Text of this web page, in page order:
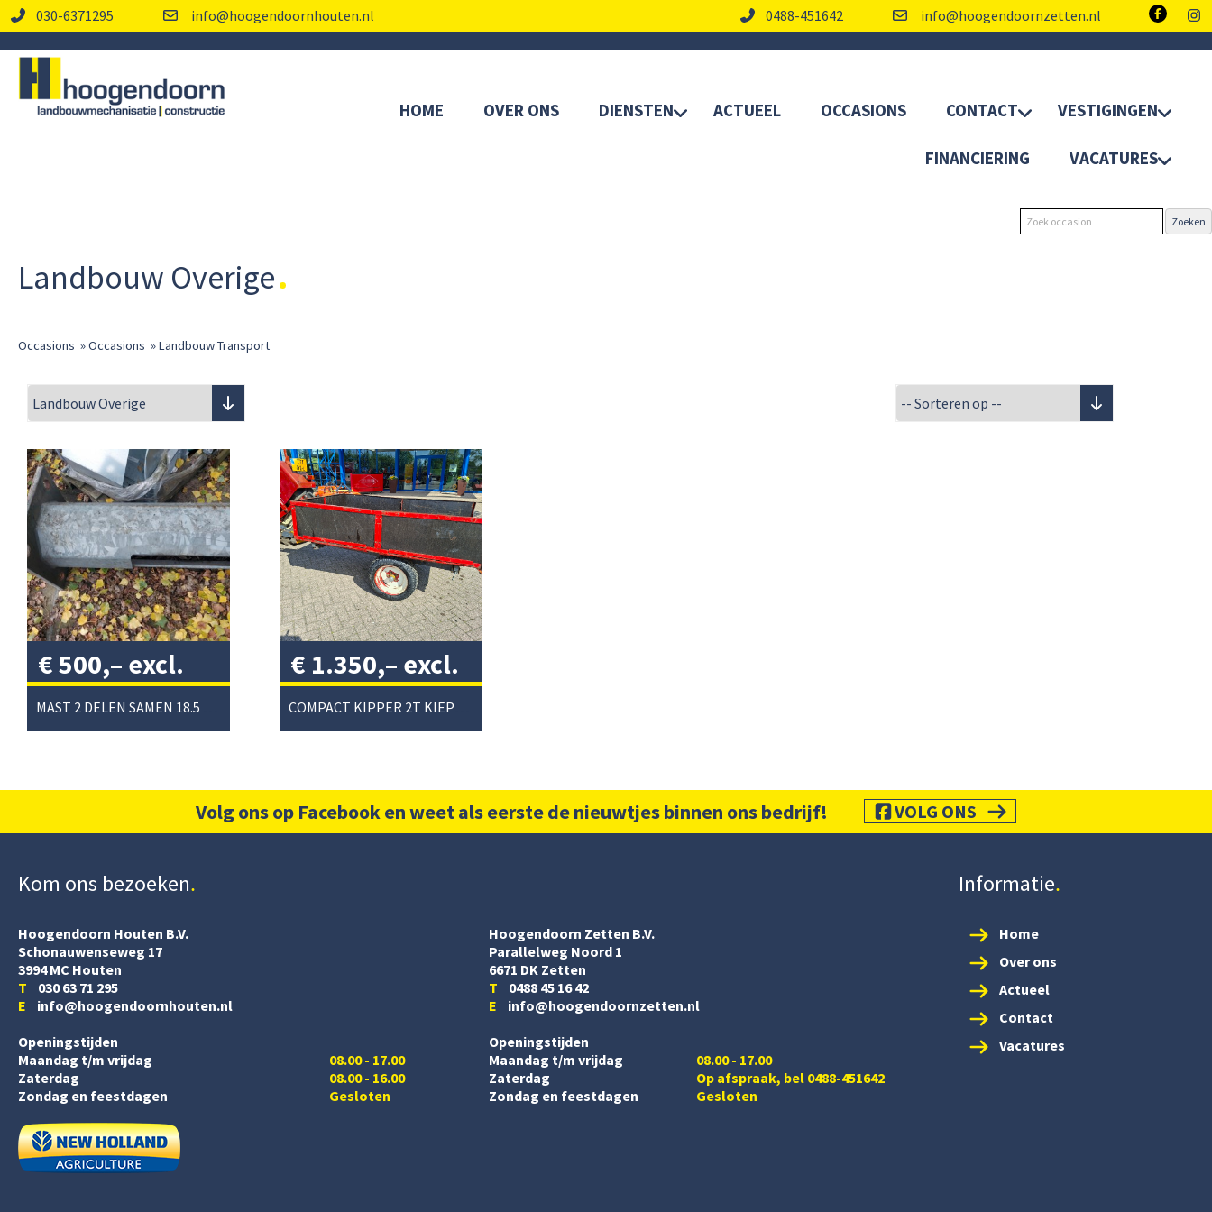
030-6371295 info@hoogendoornhouten.nl 0488-451642 info@hoogendoornzetten.nl
HOME OVER ONS DIENSTEN ACTUEEL OCCASIONS CONTACT VESTIGINGEN
FINANCIERING VACATURES
Landbouw Overige
Occasions »Occasions »Landbouw Transport
€500,– excl.
btw/
€ 1.350,– excl.
btw/
Volg ons op Facebook en weet als eerste de nieuwtjes binnen ons bedrijf! VOLG ONS
Kom ons bezoeken
Hoogendoorn Houten B.V.
Schonauwenseweg 17
3994 MC Houten
T 030 63 71 295
E info@hoogendoornhouten.nl
Openingstijden
Maandag t/m vrijdag
Zaterdag
08.00 - 17.00
08.00 - 16.00
Zondag en feestdagen
Gesloten
Hoogendoorn Zetten B.V.
Parallelweg Noord 1
6671 DK Zetten
T 0488 45 16 42
E info@hoogendoornzetten.nl
Openingstijden
Maandag t/m vrijdag
08.00 - 17.00
Zaterdag
Op afspraak, bel 0488-451642
Zondag en feestdagen
Gesloten
Informatie
Home
Over ons
Actueel
Contact
Vacatures